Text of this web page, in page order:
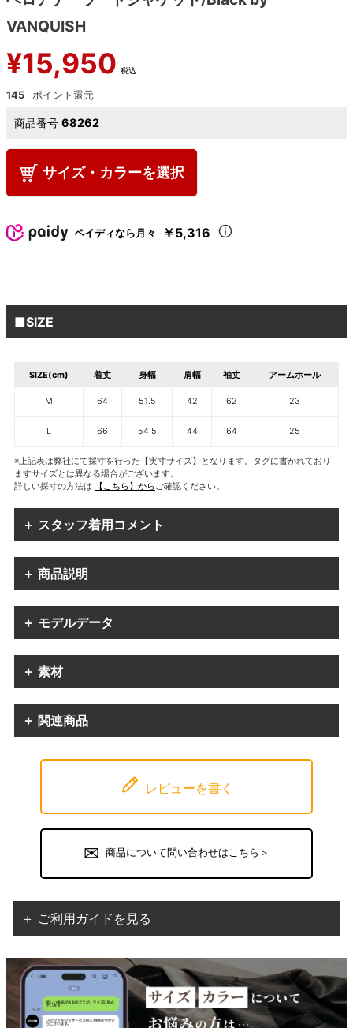
VANQUISH
¥15,950 税込
145
商品番号 68262
サイズ・カラーを選択
ペイディなら月々 ￥5,316
■SIZE
SIZE(cm) 着丈 身幅 肩幅 袖丈 アームホール
M 64 51.5 42 62 23
L 66 54.5 44 64 25
※上記表は弊社にて採寸を行った【実寸サイズ】となります。タグに書かれており
ますサイズとは異なる場合がございます。
詳しい採寸の方法は
【こちら】からご確認ください。
＋ スタッフ着用コメント
＋ 商品説明
＋ モデルデータ
＋ 素材
＋ 関連商品
レビューを書く
商品について問い合わせはこちら＞
＋ ご利用ガイドを見る